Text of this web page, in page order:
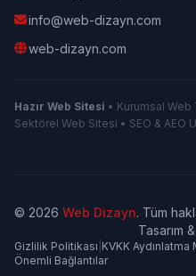
info@web-dizayn.com
web-dizayn.com
Hazır Web Sitesi • Kurumsal Web
Sektörel Web Sitesi • SEO & AEO
© 2026 Web Dizayn. Tüm
Tasarım
Gizlilik Politikası KVKK Aydınlatma
Önemli Bağlantılar